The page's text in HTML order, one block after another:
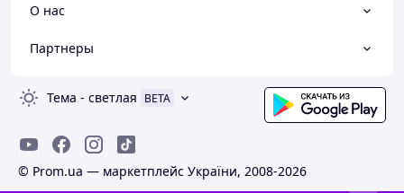
О нас
Партнеры
Тема - светлая BETA
© Prom.ua — маркетплейс України, 2008-2026